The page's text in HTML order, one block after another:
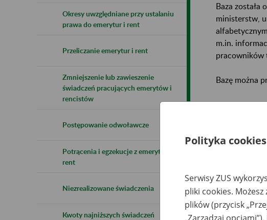
Okresy uwzględniane przy ustalaniu
prawa do emerytur i rent
Przeliczanie emerytur i rent
Zmniejszenie lub zawieszenie
świadczeń pracujących emerytów i
rencistów
Postępowanie odwoławcze
Potrącenia i egzekucje z emerytur i
rent
Niezrealizowane świadczenia
Kwoty najniższych świadczeń
Baza
ministerstw,
m.in.
pracowników
Bazę można
Uwagi można
Ukryj
Polityka cookies
Serwisy ZUS
pliki cookies.
plików (przycisk
„Zarządzaj